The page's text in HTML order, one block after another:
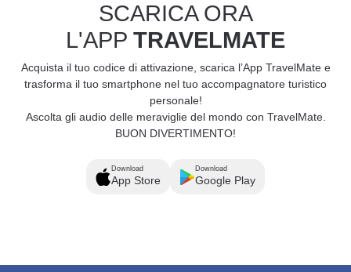
SCARICA ORA
L'APP TRAVELMATE
Acquista il tuo codice di attivazione, scarica l’App TravelMate e
trasforma il tuo smartphone nel tuo accompagnatore turistico
personale!
Ascolta gli audio delle meraviglie del mondo con TravelMate.
BUON DIVERTIMENTO!
Download
App Store
Download
Google Play